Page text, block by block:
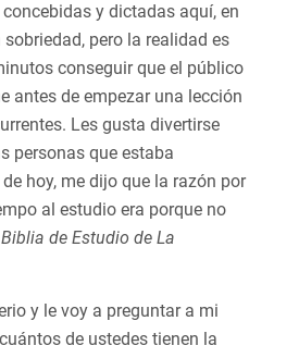
y dictadas aquí, en
sobriedad, pero la realidad es
conseguir que el público
antes de empezar una lección
Les gusta divertirse
personas que estaba
hoy, me dijo que la razón por
al estudio era porque no
Biblia de Estudio de La
y le voy a preguntar a mi
de ustedes tienen la